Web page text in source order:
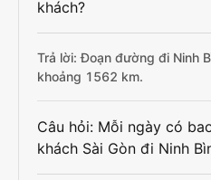
khách?
Trả lời: Đoạn đường đi Ninh
khoảng 1562 km.
Câu hỏi: Mỗi ngày có
khách Sài Gòn đi Ninh